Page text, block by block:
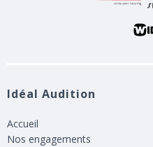
Idéal Audition
Accueil
Nos engagements